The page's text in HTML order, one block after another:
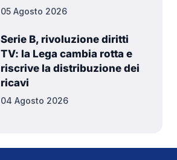
05 Agosto 2026
Serie B, rivoluzione diritti
TV: la Lega cambia rotta e
riscrive la distribuzione dei
ricavi
04 Agosto 2026